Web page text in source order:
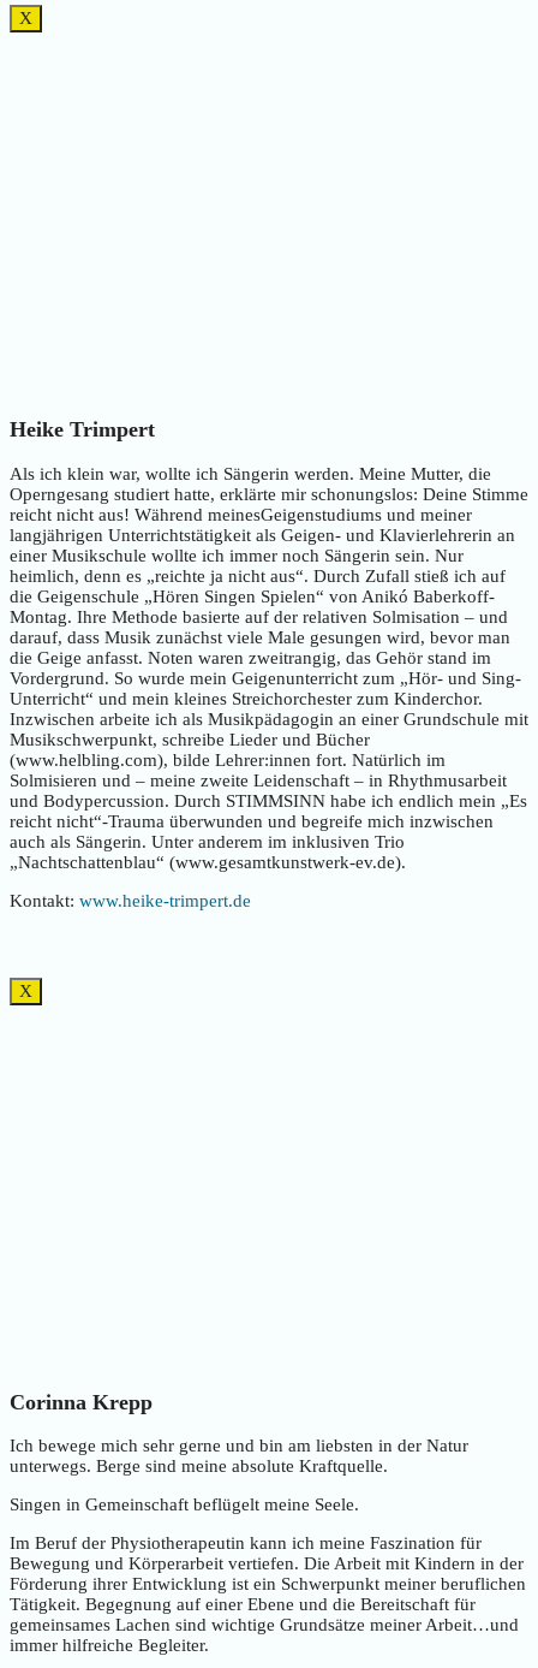
X
Heike Trimpert
Als ich klein war, wollte ich Sängerin werden. Meine Mutter, die
Operngesang studiert hatte, erklärte mir schonungslos: Deine Stimme
reicht nicht aus! Während meinesGeigenstudiums und meiner
langjährigen Unterrichtstätigkeit als Geigen- und Klavierlehrerin an
einer Musikschule wollte ich immer noch Sängerin sein. Nur
heimlich, denn es „reichte ja nicht aus“. Durch Zufall stieß ich auf
die Geigenschule „Hören Singen Spielen“ von Anikó Baberkoff-
Montag. Ihre Methode basierte auf der relativen Solmisation – und
darauf, dass Musik zunächst viele Male gesungen wird, bevor man
die Geige anfasst. Noten waren zweitrangig, das Gehör stand im
Vordergrund. So wurde mein Geigenunterricht zum „Hör- und Sing-
Unterricht“ und mein kleines Streichorchester zum Kinderchor.
Inzwischen arbeite ich als Musikpädagogin an einer Grundschule mit
Musikschwerpunkt, schreibe Lieder und Bücher
(www.helbling.com), bilde Lehrer:innen fort. Natürlich im
Solmisieren und – meine zweite Leidenschaft – in Rhythmusarbeit
und Bodypercussion. Durch STIMMSINN habe ich endlich mein „Es
reicht nicht“-Trauma überwunden und begreife mich inzwischen
auch als Sängerin. Unter anderem im inklusiven Trio
„Nachtschattenblau“ (www.gesamtkunstwerk-ev.de).
Kontakt: www.heike-trimpert.de
X
Corinna Krepp
Ich bewege mich sehr gerne und bin am liebsten in der Natur
unterwegs. Berge sind meine absolute Kraftquelle.
Singen in Gemeinschaft beflügelt meine Seele.
Im Beruf der Physiotherapeutin kann ich meine Faszination für
Bewegung und Körperarbeit vertiefen. Die Arbeit mit Kindern in der
Förderung ihrer Entwicklung ist ein Schwerpunkt meiner beruflichen
Tätigkeit. Begegnung auf einer Ebene und die Bereitschaft für
gemeinsames Lachen sind wichtige Grundsätze meiner Arbeit…und
immer hilfreiche Begleiter.